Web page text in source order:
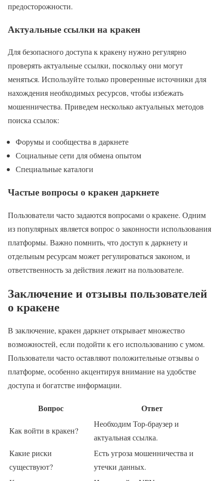
предосторожности.
Актуальные ссылки на кракен
Для безопасного доступа к кракену нужно регулярно
проверять актуальные ссылки, поскольку они могут
меняться. Используйте только проверенные источники для
нахождения необходимых ресурсов, чтобы избежать
мошенничества. Приведем несколько актуальных методов
поиска ссылок:
Форумы и сообщества в даркнете
Социальные сети для обмена опытом
Специальные каталоги
Частые вопросы о кракен даркнете
Пользователи часто задаются вопросами о кракене. Одним
из популярных является вопрос о законности использования
платформы. Важно помнить, что доступ к даркнету и
отдельным ресурсам может регулироваться законом, и
ответственность за действия лежит на пользователе.
Заключение и отзывы пользователей
о кракене
В заключение, кракен даркнет открывает множество
возможностей, если подойти к его использованию с умом.
Пользователи часто оставляют положительные отзывы о
платформе, особенно акцентируя внимание на удобстве
доступа и богатстве информации.
Вопрос Ответ
Как войти в кракен?
Необходим Тор-браузер и
актуальная ссылка.
Какие риски
существуют?
Есть угроза мошенничества и
утечки данных.